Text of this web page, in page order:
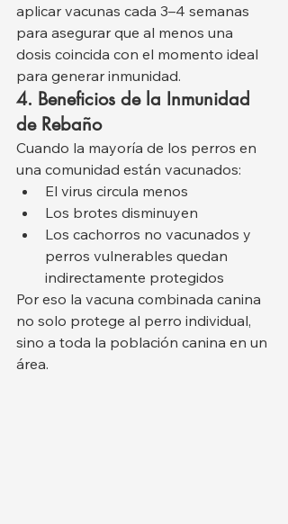
aplicar vacunas cada 3–4 semanas
para asegurar que al menos una
dosis coincida con el momento ideal
para generar inmunidad.
4. Beneficios de la Inmunidad
de Rebaño
Cuando la mayoría de los perros en
una comunidad están vacunados:
El virus circula menos
Los brotes disminuyen
Los cachorros no vacunados y
perros vulnerables quedan
indirectamente protegidos
Por eso la vacuna combinada canina
no solo protege al perro individual,
sino a toda la población canina en un
área.